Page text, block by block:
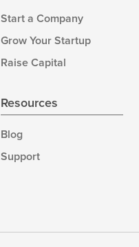
Start a Company
Grow Your Startup
Raise Capital
Resources
Blog
Support